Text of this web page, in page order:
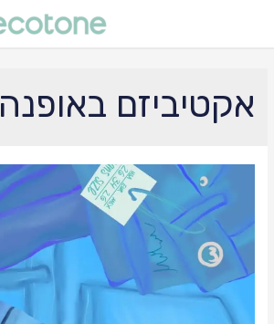
אקטיביזם באופנה